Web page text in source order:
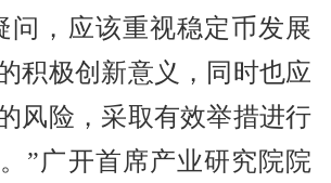
问，应该重视稳定币发展
积极创新意义，同时也应
风险，采取有效举措进行
”广开首席产业研究院院